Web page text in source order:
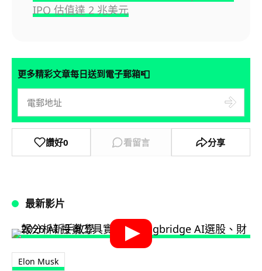
IPO 估值達 2 兆美元
更多精彩文章每日送到電子郵箱📮
讚好0 看留言 分享
最新影片
Elon Musk